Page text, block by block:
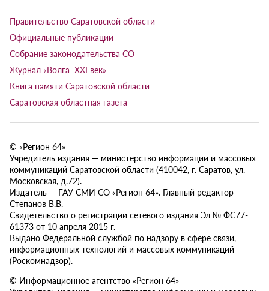
Правительство Саратовской области
Официальные публикации
Собрание законодательства СО
Журнал «Волга XXI век»
Книга памяти Саратовской области
Саратовская областная газета
© «Регион 64»
Учредитель издания — министерство информации и массовых
коммуникаций Саратовской области (410042, г. Саратов, ул.
Московская, д.72).
Издатель — ГАУ СМИ СО «Регион 64». Главный редактор
Степанов В.В.
Свидетельство о регистрации сетевого издания Эл № ФС77-
61373 от 10 апреля 2015 г.
Выдано Федеральной службой по надзору в сфере связи,
информационных технологий и массовых коммуникаций
(Роскомнадзор).
© Информационное агентство «Регион 64»